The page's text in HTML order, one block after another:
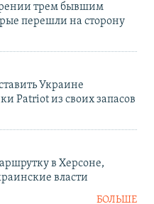
трем бывшим
перешли на сторону
Украине
Patriot из своих запасов
в Херсоне,
власти
БОЛЬШЕ